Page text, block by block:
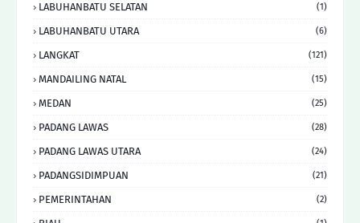
LABUHANBATU SELATAN (1)
LABUHANBATU UTARA (6)
LANGKAT (121)
MANDAILING NATAL (15)
MEDAN (25)
PADANG LAWAS (28)
PADANG LAWAS UTARA (24)
PADANGSIDIMPUAN (21)
PEMERINTAHAN (2)